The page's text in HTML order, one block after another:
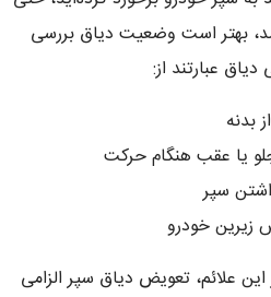
بهتر است وضعیت دیاق بررسی
عبارتند از:
بدنه
یا عقب هنگام حرکت
سپر
زیرین خودرو
علائم، تعویض دیاق سپر الزامی